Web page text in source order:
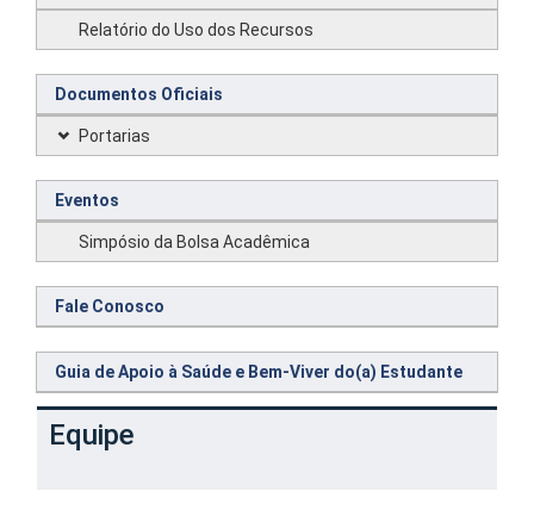
Relatório do Uso dos Recursos
Documentos Oficiais
Portarias
Eventos
Simpósio da Bolsa Acadêmica
Fale Conosco
Guia de Apoio à Saúde e Bem-Viver do(a) Estudante
Equipe